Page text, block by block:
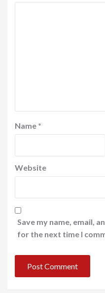
Name *
Website
Save my name, email,
for the next time I